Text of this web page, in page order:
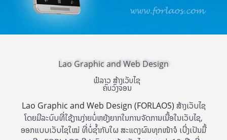
Lao Graphic and Web Design
ຟໍລາວ ສ້າງເວັບໄຊ
ຄົບວົງຈອນ
Lao Graphic and Web Design (FORLAOS) ສ້າງເວັບໄຊ
ໂດຍມີລະບົບທີ່ໃຊ້ງານງ່າຍບໍ່ຫຍຸ້ງຍາກໃນການຈັດການເນື້ອໃນເວັບໄຊ,
ອອກແບບເວັບໄຊໃໝ່ ທີ່ບໍ່ຊ້ຳກັບໃຜ ສະແດງຜົນທຸກໜ້າຈໍ ເບີ່ງເປັນມື້